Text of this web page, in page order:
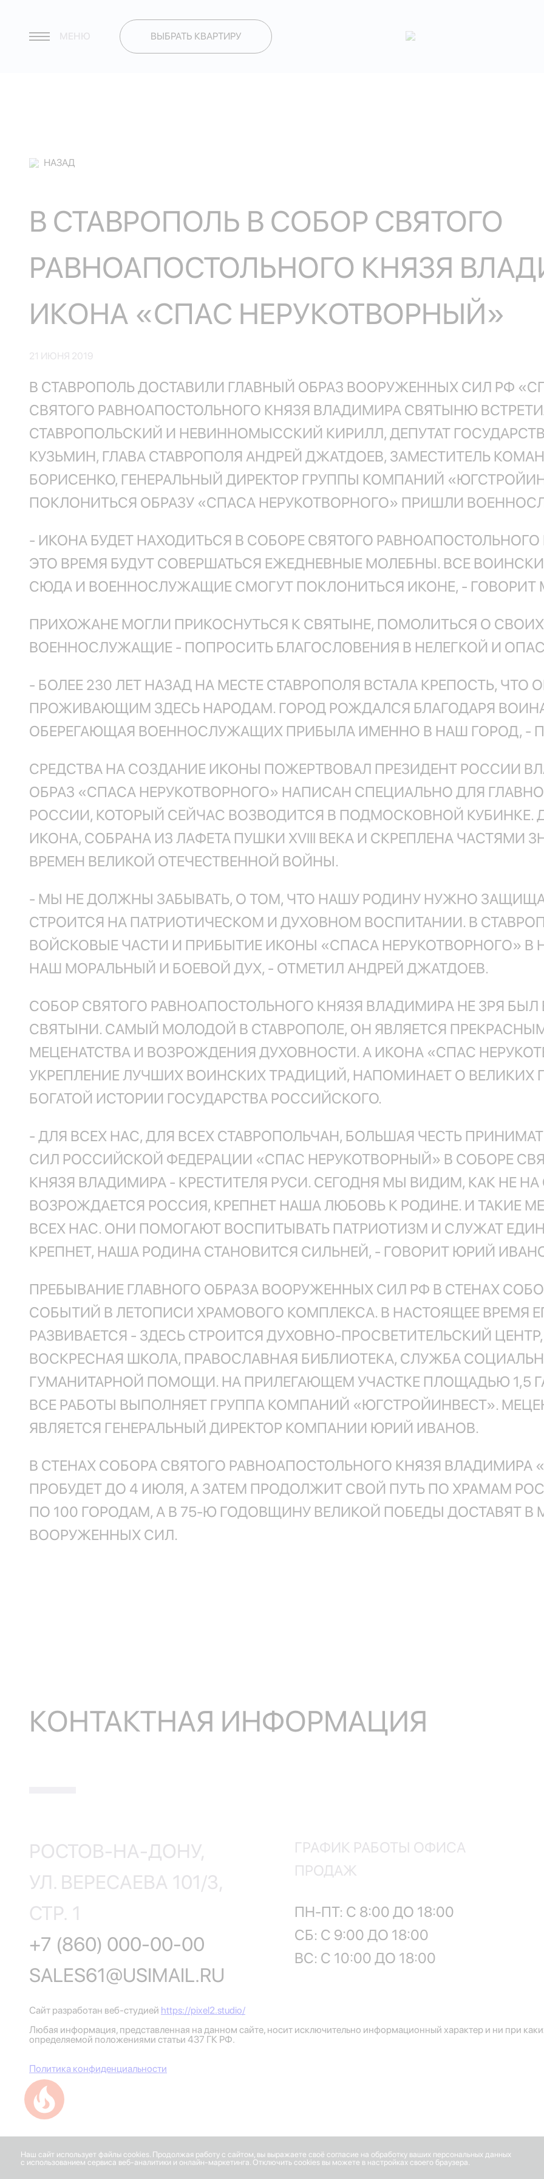
Успейте купить коммерческое помещение
МЕНЮ ВЫБРАТЬ КВАРТИРУ
Наш сайт использует файлы cookies. Продолжая работу с сайтом, вы выражаете своё согласие на обработку ваших персональных данных
с использованием сервиса веб-аналитики и онлайн-маркетинга. Отключить cookies вы можете в настройках своего браузера.
НАЗАД
В СТАВРОПОЛЬ В СОБОР СВЯТОГО
РАВНОАПОСТОЛЬНОГО КНЯЗЯ
ИКОНА «СПАС НЕРУКОТВОРНЫЙ»
21 ИЮНЯ 2019
В СТАВРОПОЛЬ ДОСТАВИЛИ ГЛАВНЫЙ ОБРАЗ ВООРУЖЕННЫХ СИЛ РФ
СВЯТОГО РАВНОАПОСТОЛЬНОГО КНЯЗЯ ВЛАДИМИРА СВЯТЫНЮ
СТАВРОПОЛЬСКИЙ И НЕВИННОМЫССКИЙ КИРИЛЛ, ДЕПУТАТ
КУЗЬМИН, ГЛАВА СТАВРОПОЛЯ АНДРЕЙ ДЖАТДОЕВ, ЗАМЕСТИТЕЛЬ
БОРИСЕНКО, ГЕНЕРАЛЬНЫЙ ДИРЕКТОР ГРУППЫ КОМПАНИЙ
ПОКЛОНИТЬСЯ ОБРАЗУ «СПАСА НЕРУКОТВОРНОГО» ПРИШЛИ
- ИКОНА БУДЕТ НАХОДИТЬСЯ В СОБОРЕ СВЯТОГО РАВНОАПОСТОЛЬНОГО
ЭТО ВРЕМЯ БУДУТ СОВЕРШАТЬСЯ ЕЖЕДНЕВНЫЕ МОЛЕБНЫ. ВСЕ
СЮДА И ВОЕННОСЛУЖАЩИЕ СМОГУТ ПОКЛОНИТЬСЯ ИКОНЕ, - ГОВОРИТ
ПРИХОЖАНЕ МОГЛИ ПРИКОСНУТЬСЯ К СВЯТЫНЕ, ПОМОЛИТЬСЯ О СВОИХ
ВОЕННОСЛУЖАЩИЕ - ПОПРОСИТЬ БЛАГОСЛОВЕНИЯ В НЕЛЕГКОЙ И
- БОЛЕЕ 230 ЛЕТ НАЗАД НА МЕСТЕ СТАВРОПОЛЯ ВСТАЛА КРЕПОСТЬ, ЧТО
ПРОЖИВАЮЩИМ ЗДЕСЬ НАРОДАМ. ГОРОД РОЖДАЛСЯ БЛАГОДАРЯ
ОБЕРЕГАЮЩАЯ ВОЕННОСЛУЖАЩИХ ПРИБЫЛА ИМЕННО В НАШ ГОРОД, -
СРЕДСТВА НА СОЗДАНИЕ ИКОНЫ ПОЖЕРТВОВАЛ ПРЕЗИДЕНТ РОССИИ
ОБРАЗ «СПАСА НЕРУКОТВОРНОГО» НАПИСАН СПЕЦИАЛЬНО ДЛЯ
РОССИИ, КОТОРЫЙ СЕЙЧАС ВОЗВОДИТСЯ В ПОДМОСКОВНОЙ КУБИНКЕ.
ИКОНА, СОБРАНА ИЗ ЛАФЕТА ПУШКИ XVIII ВЕКА И СКРЕПЛЕНА ЧАСТЯМИ
ВРЕМЕН ВЕЛИКОЙ ОТЕЧЕСТВЕННОЙ ВОЙНЫ.
- МЫ НЕ ДОЛЖНЫ ЗАБЫВАТЬ, О ТОМ, ЧТО НАШУ РОДИНУ НУЖНО
СТРОИТСЯ НА ПАТРИОТИЧЕСКОМ И ДУХОВНОМ ВОСПИТАНИИ. В
ВОЙСКОВЫЕ ЧАСТИ И ПРИБЫТИЕ ИКОНЫ «СПАСА НЕРУКОТВОРНОГО» В
НАШ МОРАЛЬНЫЙ И БОЕВОЙ ДУХ, - ОТМЕТИЛ АНДРЕЙ ДЖАТДОЕВ.
СОБОР СВЯТОГО РАВНОАПОСТОЛЬНОГО КНЯЗЯ ВЛАДИМИРА НЕ ЗРЯ БЫЛ
СВЯТЫНИ. САМЫЙ МОЛОДОЙ В СТАВРОПОЛЕ, ОН ЯВЛЯЕТСЯ
МЕЦЕНАТСТВА И ВОЗРОЖДЕНИЯ ДУХОВНОСТИ. А ИКОНА «СПАС
УКРЕПЛЕНИЕ ЛУЧШИХ ВОИНСКИХ ТРАДИЦИЙ, НАПОМИНАЕТ О ВЕЛИКИХ
БОГАТОЙ ИСТОРИИ ГОСУДАРСТВА РОССИЙСКОГО.
- ДЛЯ ВСЕХ НАС, ДЛЯ ВСЕХ СТАВРОПОЛЬЧАН, БОЛЬШАЯ ЧЕСТЬ
СИЛ РОССИЙСКОЙ ФЕДЕРАЦИИ «СПАС НЕРУКОТВОРНЫЙ» В СОБОРЕ
КНЯЗЯ ВЛАДИМИРА - КРЕСТИТЕЛЯ РУСИ. СЕГОДНЯ МЫ ВИДИМ, КАК НЕ
ВОЗРОЖДАЕТСЯ РОССИЯ, КРЕПНЕТ НАША ЛЮБОВЬ К РОДИНЕ. И ТАКИЕ
ВСЕХ НАС. ОНИ ПОМОГАЮТ ВОСПИТЫВАТЬ ПАТРИОТИЗМ И СЛУЖАТ
КРЕПНЕТ, НАША РОДИНА СТАНОВИТСЯ СИЛЬНЕЙ, - ГОВОРИТ ЮРИЙ
ПРЕБЫВАНИЕ ГЛАВНОГО ОБРАЗА ВООРУЖЕННЫХ СИЛ РФ В СТЕНАХ
СОБЫТИЙ В ЛЕТОПИСИ ХРАМОВОГО КОМПЛЕКСА. В НАСТОЯЩЕЕ ВРЕМЯ
РАЗВИВАЕТСЯ - ЗДЕСЬ СТРОИТСЯ ДУХОВНО-ПРОСВЕТИТЕЛЬСКИЙ ЦЕНТР,
ВОСКРЕСНАЯ ШКОЛА, ПРАВОСЛАВНАЯ БИБЛИОТЕКА, СЛУЖБА
ГУМАНИТАРНОЙ ПОМОЩИ. НА ПРИЛЕГАЮЩЕМ УЧАСТКЕ ПЛОЩАДЬЮ 1,5
ВСЕ РАБОТЫ ВЫПОЛНЯЕТ ГРУППА КОМПАНИЙ «ЮГСТРОЙИНВЕСТ».
ЯВЛЯЕТСЯ ГЕНЕРАЛЬНЫЙ ДИРЕКТОР КОМПАНИИ ЮРИЙ ИВАНОВ.
В СТЕНАХ СОБОРА СВЯТОГО РАВНОАПОСТОЛЬНОГО КНЯЗЯ ВЛАДИМИРА
ПРОБУДЕТ ДО 4 ИЮЛЯ, А ЗАТЕМ ПРОДОЛЖИТ СВОЙ ПУТЬ ПО ХРАМАМ
ПО 100 ГОРОДАМ, А В 75-Ю ГОДОВЩИНУ ВЕЛИКОЙ ПОБЕДЫ ДОСТАВЯТ В
ВООРУЖЕННЫХ СИЛ.
КОНТАКТНАЯ ИНФОРМАЦИЯ
РОСТОВ-НА-ДОНУ,
УЛ. ВЕРЕСАЕВА 101/3,
СТР. 1
+7 (860) 000-00-00
SALES61@USIMAIL.RU
ГРАФИК РАБОТЫ ОФИСА
ПРОДАЖ
ПН-ПТ: С 8:00 ДО 18:00
СБ: С 9:00 ДО 18:00
ВС: С 10:00 ДО 18:00
Сайт разработан веб-студией https://pixel2.studio/
Любая информация, представленная на данном сайте, носит исключительно информационный характер и ни при
определяемой положениями статьи 437 ГК РФ.
Политика конфиденциальности